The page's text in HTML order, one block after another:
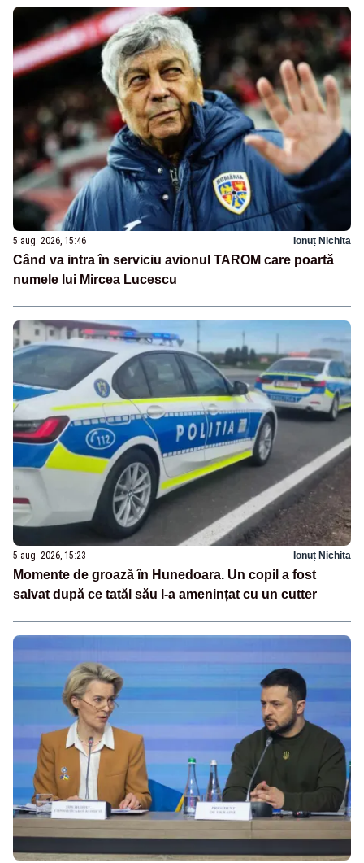
5 aug. 2026, 15:46 Ionuț Nichita
Când va intra în serviciu avionul TAROM care poartă
numele lui Mircea Lucescu
5 aug. 2026, 15:23 Ionuț Nichita
Momente de groază în Hunedoara. Un copil a fost
salvat după ce tatăl său l-a amenințat cu un cutter